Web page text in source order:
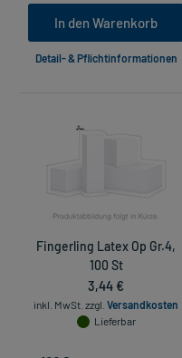
In den Warenkorb
Detail- & Pflichtinformationen
Fingerling Latex Op Gr.4,
100 St
3,44 €
inkl. MwSt. zzgl. Versandkosten
Lieferbar